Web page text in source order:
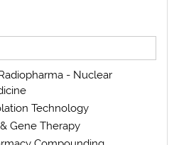
Radiopharma - Nuclear
Technology
Gene Therapy